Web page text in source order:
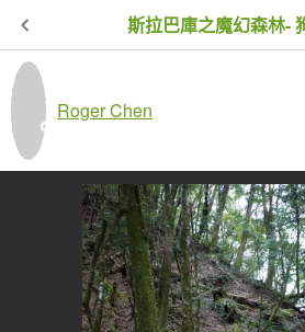
斯拉巴庫之魔幻森林-
Roger Chen